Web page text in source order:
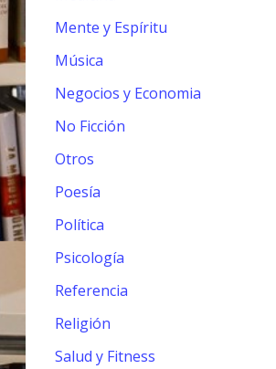
Mente y Espíritu
Música
Negocios y Economia
No Ficción
Otros
Poesía
Política
Psicología
Referencia
Religión
Salud y Fitness